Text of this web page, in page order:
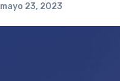
mayo 23, 2023